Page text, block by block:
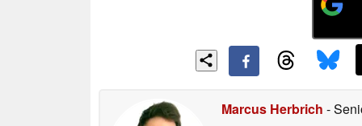
Marcus Herbrich -